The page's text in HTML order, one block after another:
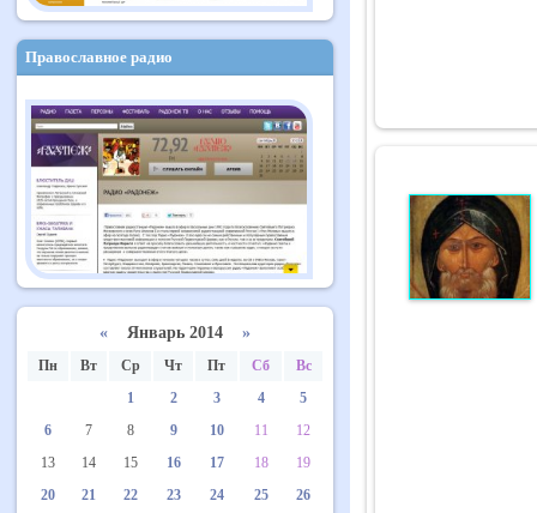
Православное радио
« Январь 2014 »
Пн Вт Ср Чт Пт Сб
Вс
1
2 3 4
5
6
7 8 9 10 11
12
13
14 15 16 17 18
19
20
21 22 23 24 25
26